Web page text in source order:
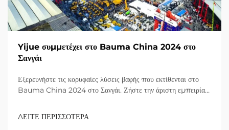
Yijue συμμετέχει στο Bauma China 2024 στο
Σανγάι
Εξερευνήστε τις κορυφαίες λύσεις βαφής που εκτίθενται στο
Bauma China 2024 στο Σανγάι. Ζήστε την άριστη εμπειρία
ΔΕΙΤΕ ΠΕΡΙΣΣΟΤΕΡΑ